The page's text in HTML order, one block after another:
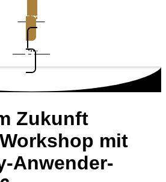
Demo
Support
Zukunft
mit
Anwender-